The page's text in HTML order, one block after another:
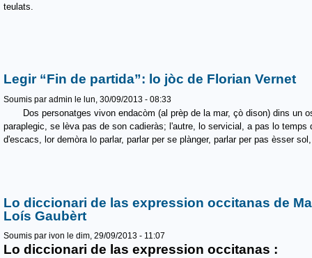
teulats.
Legir “Fin de partida”: lo jòc de Florian Vernet
Soumis par admin le lun, 30/09/2013 - 08:33
Dos personatges vivon endacòm (al prèp de la mar, çò dison) dins un
paraplegic, se lèva pas de son cadieràs; l'autre, lo servicial, a pas lo
d'escacs, lor demòra lo parlar, parlar per se plànger, parlar per pas èsser
Lo diccionari de las expression occitanas de
Loís Gaubèrt
Soumis par ivon le dim, 29/09/2013 - 11:07
Lo diccionari de las expression occitanas :